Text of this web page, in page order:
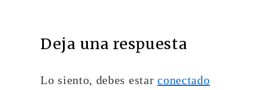
Deja una respuesta
Lo siento, debes estarconectado